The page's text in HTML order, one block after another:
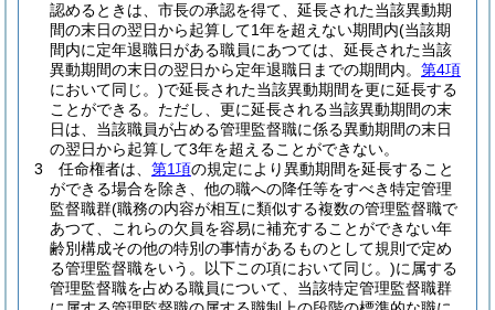
認めるときは、市長の承認を得て、延長された当該異動期
間の末日の翌日から起算して1年を超えない期間内(当該期
間内に定年退職日がある職員にあつては、延長された当該
異動期間の末日の翌日から定年退職日までの期間内。 第4項
において同じ。)で延長された当該異動期間を更に延長する
ことができる。 ただし、更に延長される当該異動期間の末
日は、当該職員が占める管理監督職に係る異動期間の末日
の翌日から起算して3年を超えることができない。
3
任命権者は、 第1項の規定により異動期間を延長すること
ができる場合を除き、他の職への降任等をすべき特定管理
監督職群(職務の内容が相互に類似する複数の管理監督職で
あつて、これらの欠員を容易に補充することができない年
齢別構成その他の特別の事情があるものとして規則で定め
る管理監督職をいう。以下この項において同じ。)に属する
管理監督職を占める職員について、当該特定管理監督職群